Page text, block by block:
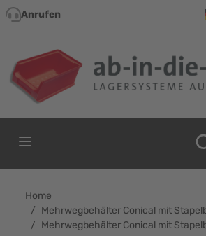
Direkt zum Inhalt
Anrufen
Home
/ Mehrwegbehälter Conical mit
/ Mehrwegbehälter Conical mit